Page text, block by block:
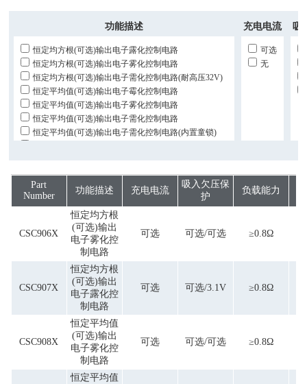
功能描述 充电电流 吸
恒定均方根(可选)输出电子露化控制电路
恒定均方根(可选)输出电子雾化控制电路
恒定均方根(可选)输出电子需化控制电路(耐高压32V)
恒定平均值(可选)输出电子霉化控制电路
恒定平均值(可选)输出电子雾化控制电路
恒定平均值(可选)输出电子需化控制电路
恒定平均值(可选)输出电子需化控制电路(内置童锁)
可选
无
Part
Number
功能描述 充电电流
吸入欠压保
护
负载能力
CSC906X
恒定均方根
(可选)输出
电子雾化控
制电路
可选 可选/可选 ≥0.8Ω
CSC907X
恒定均方根
(可选)输出
电子露化控
制电路
可选 可选/3.1V ≥0.8Ω
CSC908X
恒定平均值
(可选)输出
电子雾化控
制电路
可选 可选/可选 ≥0.8Ω
恒定平均值